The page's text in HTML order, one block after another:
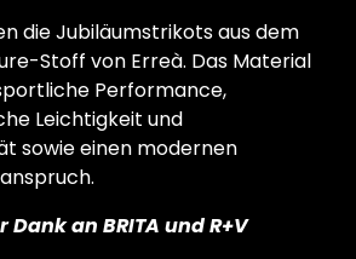
die Jubiläumstrikots aus dem
Stoff von Erreà. Das Material
Performance,
Leichtigkeit und
sowie einen modernen
an BRITA und R+V